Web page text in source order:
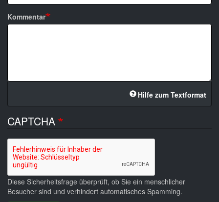
Kommentar
Hilfe zum Textformat
CAPTCHA
Diese Sicherheitsfrage überprüft, ob Sie ein menschlicher
Besucher sind und verhindert automatisches Spamming.